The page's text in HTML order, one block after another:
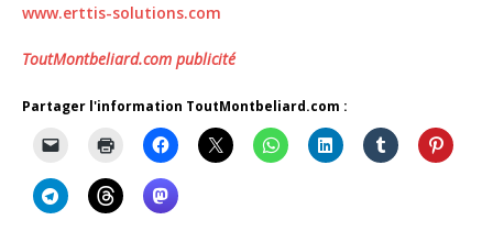
www.erttis-solutions.com
ToutMontbeliard.com publicité
Partager l'information ToutMontbeliard.com :